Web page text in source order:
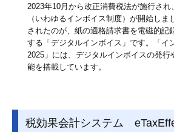
2023年10月から改正消費税法が施行さ
（いわゆるインボイス制度）が開始しま
されたのが、紙の適格請求書を電磁的記
する「デジタルインボイス」です。「イ
2025」には、デジタルインボイスの発行
能を搭載しています。
税効果会計システム